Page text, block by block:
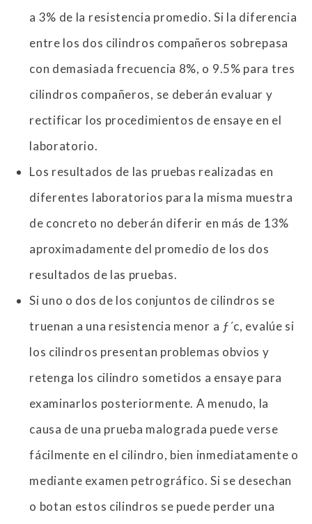
a 3% de la resistencia promedio. Si la diferencia
entre los dos cilindros compañeros sobrepasa
con demasiada frecuencia 8%, o 9.5% para tres
cilindros compañeros, se deberán evaluar y
rectificar los procedimientos de ensaye en el
laboratorio.
Los resultados de las pruebas realizadas en
diferentes laboratorios para la misma muestra
de concreto no deberán diferir en más de 13%
aproximadamente del promedio de los dos
resultados de las pruebas.
Si uno o dos de los conjuntos de cilindros se
truenan a una resistencia menor a ƒ´c, evalúe si
los cilindros presentan problemas obvios y
retenga los cilindro sometidos a ensaye para
examinarlos posteriormente. A menudo, la
causa de una prueba malograda puede verse
fácilmente en el cilindro, bien inmediatamente o
mediante examen petrográfico. Si se desechan
o botan estos cilindros se puede perder una